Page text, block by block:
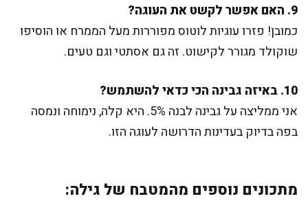
9. האם אפשר לקשט את העוגה?
כמובן! פזרו עוגיות לוטוס מפוררות מעל הממרח או הוסיפו
שוקולד מגורר לקישוט. זה גם אסתטי וגם טעים.
10. באיזה גבינה הכי כדאי להשתמש?
אני ממליצה על גבינה לבנה 5%. היא קלה, נימוחה ונמסה
בפה בדיוק בעדינות הדרושה לעוגה הזו.
מתכונים נוספים מהמטבח של גילה: